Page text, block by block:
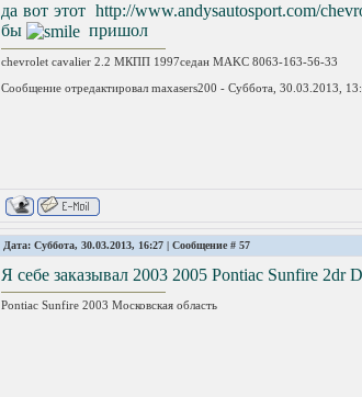
да вот этот http://www.andysautosport.com/
бы
пришол
chevrolet cavalier 2.2 МКПП 1997седан MAKC 8063-163-56-33
Сообщение отредактировал maxasers200 - Суббота, 30.03.2013,
Дата: Суббота, 30.03.2013, 16:27 | Сообщение # 57
Я себе заказывал 2003 2005 Pontiac Sunfire
Pontiac Sunfire 2003 Московская область